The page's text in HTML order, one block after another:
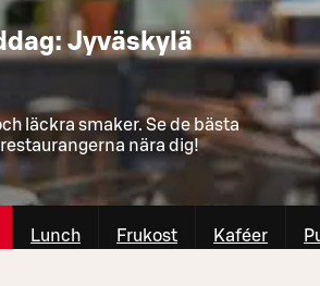
Jyväskylä
läckra smaker. Se de bästa
nära dig!
Lunch Frukost Kaféer